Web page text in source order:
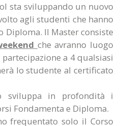
sta sviluppando un nuovo
agli studenti che hanno
Diploma. Il Master consiste
che avranno luogo
a 4 qualsiasi
lo studente al certificato
sviluppa in profondità i
Fondamenta e Diploma.
frequentato solo il Corso